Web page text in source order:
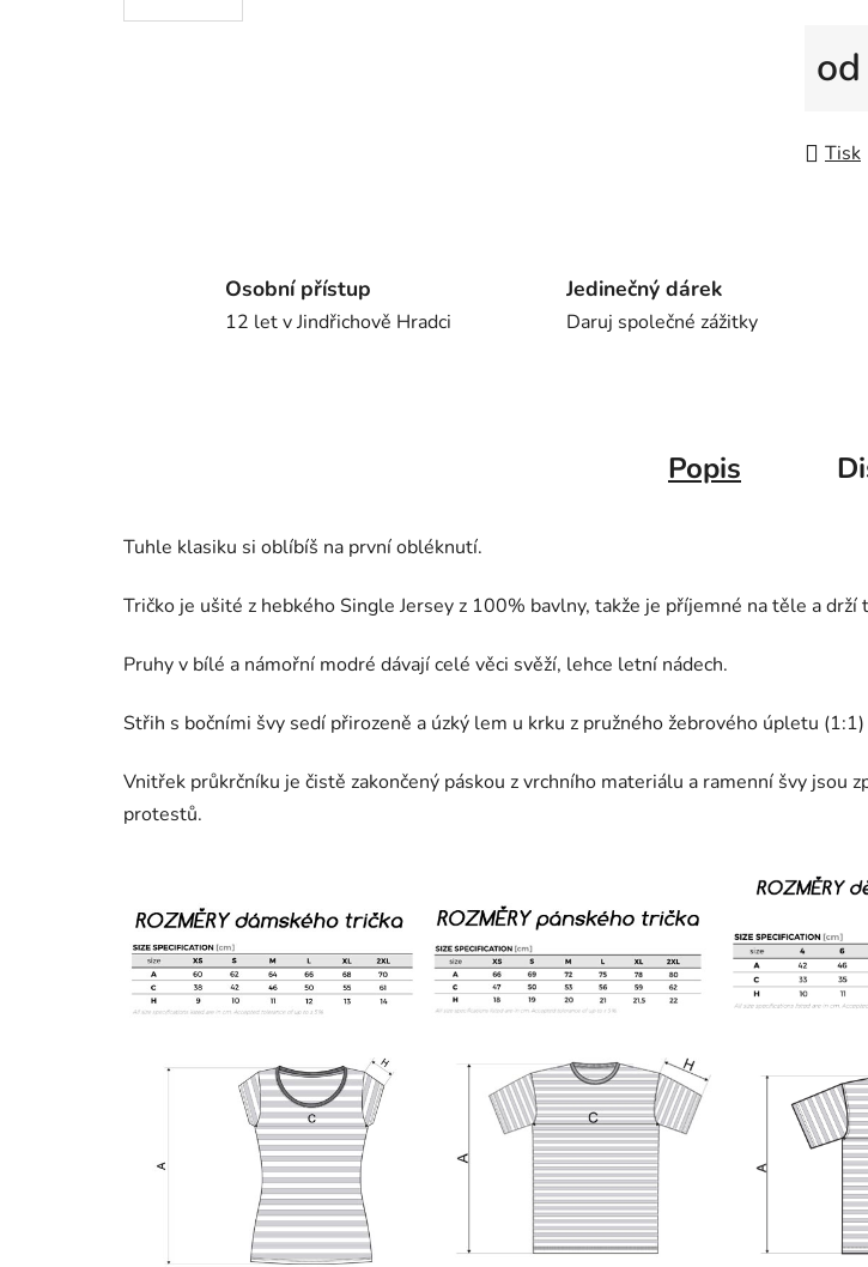
od
Tisk
Osobní přístup
12 let v Jindřichově Hradci
Jedinečný dárek
Daruj společné zážitky
Popis
Tuhle klasiku si oblíbíš na první obléknutí.
Tričko je ušité z hebkého Single Jersey z 100% bavlny, takže je příjemné na těle a drží
Pruhy v bílé a námořní modré dávají celé věci svěží, lehce letní nádech.
Střih s bočními švy sedí přirozeně a úzký lem u krku z pružného žebrového úpletu
Vnitřek průkrčníku je čistě zakončený páskou z vrchního materiálu a ramenní švy jsou
protestů.